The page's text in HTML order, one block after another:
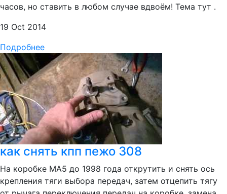
часов, но ставить в любом случае вдвоём! Тема тут .
19 Oct 2014
Подробнее
как снять кпп пежо 308
На коробке MA5 до 1998 года открутить и снять ось
крепления тяги выбора передач, затем отцепить тягу